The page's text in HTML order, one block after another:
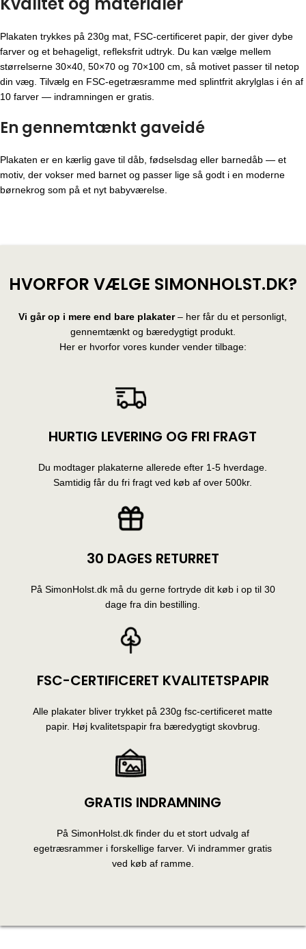
Plakaten trykkes på 230g mat, FSC-certificeret papir, der giver dybe
farver og et behageligt, refleksfrit udtryk. Du kan vælge mellem
størrelserne 30×40, 50×70 og 70×100 cm, så motivet passer til netop
din væg. Tilvælg en FSC-egetræsramme med splintfrit akrylglas i én af
10 farver — indramningen er gratis.
En gennemtænkt gaveidé
Plakaten er en kærlig gave til dåb, fødselsdag eller barnedåb — et
motiv, der vokser med barnet og passer lige så godt i en moderne
børnekrog som på et nyt babyværelse.
HVORFOR VÆLGE SIMONHOLST.DK?
Vi går op i mere end bare plakater– her får du et personligt,
gennemtænkt og bæredygtigt produkt.
Her er hvorfor vores kunder vender tilbage:
HURTIG LEVERING OG FRI FRAGT
Du modtager plakaterne allerede efter 1-5 hverdage.
Samtidig får du fri fragt ved køb af over 500kr.
30 DAGES RETURRET
På SimonHolst.dk må du gerne fortryde dit køb i op til 30
dage fra din bestilling.
FSC-CERTIFICERET KVALITETSPAPIR
Alle plakater bliver trykket på 230g fsc-certificeret matte
papir. Høj kvalitetspapir fra bæredygtigt skovbrug.
GRATIS INDRAMNING
På SimonHolst.dk finder du et stort udvalg af
egetræsrammer i forskellige farver. Vi indrammer gratis
ved køb af ramme.